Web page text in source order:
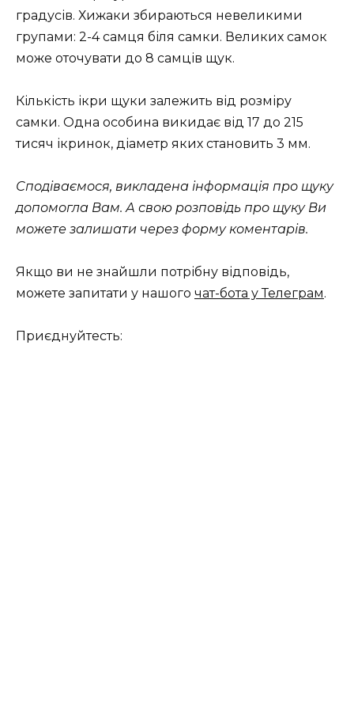
градусів. Хижаки збираються невеликими
групами: 2-4 самця біля самки. Великих самок
може оточувати до 8 самців щук.
Кількість ікри щуки залежить від розміру
самки. Одна особина викидає від 17 до 215
тисяч ікринок, діаметр яких становить 3 мм.
Сподіваємося, викладена інформація про щуку
допомогла Вам. А свою розповідь про щуку Ви
можете залишати через форму коментарів.
Якщо ви не знайшли потрібну відповідь,
можете запитати у нашого чат-бота у Телеграм.
Приєднуйтесть: